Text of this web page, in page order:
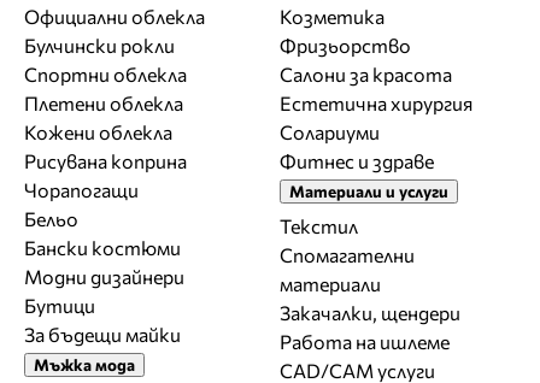
Официални облекла
Булчински рокли
Спортни облекла
Плетени облекла
Кожени облекла
Рисувана коприна
Чорапогащи
Бельо
Бански костюми
Модни дизайнери
Бутици
За бъдещи майки
Мъжка мода
Козметика
Фризьорство
Салони за красота
Естетична хирургия
Солариуми
Фитнес и здраве
Материали и услуги
Текстил
Спомагателни
материали
Закачалки, щендери
Работа на ишлеме
CAD/CAM услуги